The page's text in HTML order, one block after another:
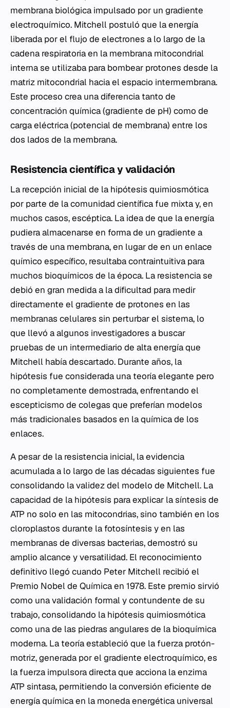
membrana biológica impulsado por un gradiente
electroquímico. Mitchell postuló que la energía
liberada por el flujo de electrones a lo largo de la
cadena respiratoria en la membrana mitocondrial
interna se utilizaba para bombear protones desde la
matriz mitocondrial hacia el espacio intermembrana.
Este proceso crea una diferencia tanto de
concentración química (gradiente de pH) como de
carga eléctrica (potencial de membrana) entre los
dos lados de la membrana.
Resistencia científica y validación
La recepción inicial de la hipótesis quimiosmótica
por parte de la comunidad científica fue mixta y, en
muchos casos, escéptica. La idea de que la energía
pudiera almacenarse en forma de un gradiente a
través de una membrana, en lugar de en un enlace
químico específico, resultaba contraintuitiva para
muchos bioquímicos de la época. La resistencia se
debió en gran medida a la dificultad para medir
directamente el gradiente de protones en las
membranas celulares sin perturbar el sistema, lo
que llevó a algunos investigadores a buscar
pruebas de un intermediario de alta energía que
Mitchell había descartado. Durante años, la
hipótesis fue considerada una teoría elegante pero
no completamente demostrada, enfrentando el
escepticismo de colegas que preferían modelos
más tradicionales basados en la química de los
enlaces.
A pesar de la resistencia inicial, la evidencia
acumulada a lo largo de las décadas siguientes fue
consolidando la validez del modelo de Mitchell. La
capacidad de la hipótesis para explicar la síntesis de
ATP no solo en las mitocondrias, sino también en los
cloroplastos durante la fotosíntesis y en las
membranas de diversas bacterias, demostró su
amplio alcance y versatilidad. El reconocimiento
definitivo llegó cuando Peter Mitchell recibió el
Premio Nobel de Química en 1978. Este premio sirvió
como una validación formal y contundente de su
trabajo, consolidando la hipótesis quimiosmótica
como una de las piedras angulares de la bioquímica
moderna. La teoría estableció que la fuerza protón-
motriz, generada por el gradiente electroquímico, es
la fuerza impulsora directa que acciona la enzima
ATP sintasa, permitiendo la conversión eficiente de
energía química en la moneda energética universal